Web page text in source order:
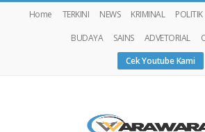
Home TERKINI NEWS KRIMINAL POLITIK
BUDAYA
SAINS ADVETORIAL
Cek Youtube Kami